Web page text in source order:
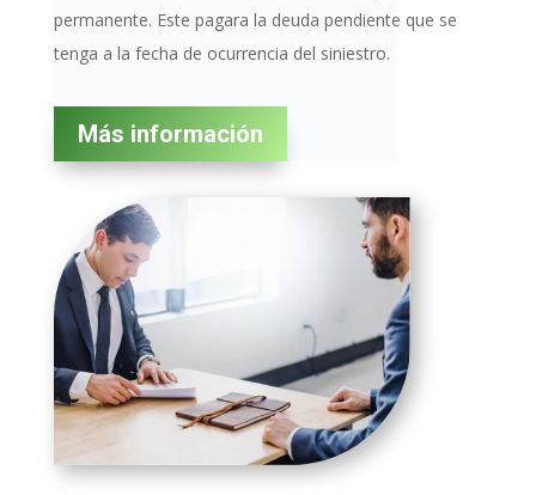
permanente. Este pagara la deuda pendiente que se
tenga a la fecha de ocurrencia del siniestro.
Más información